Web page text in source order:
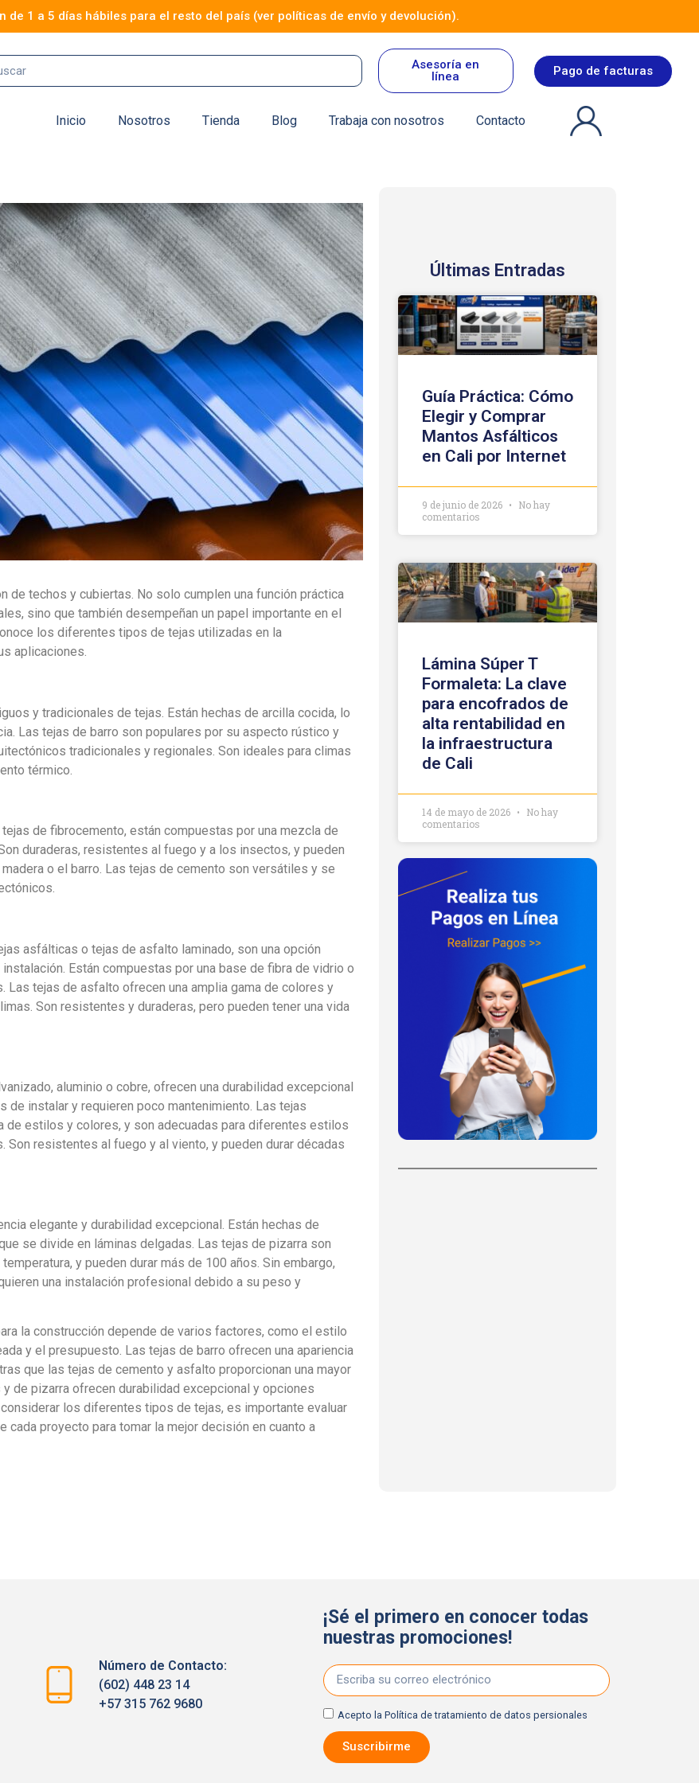
de 1 a 5 días hábiles para el resto del país (ver políticas de envío y devolución).
Asesoría en
línea
Pago de facturas
Inicio Nosotros Tienda Blog Trabaja con nosotros Contacto
de techos y cubiertas. No solo cumplen una función práctica
sino que también desempeñan un papel importante en el
los diferentes tipos de tejas utilizadas en la
aplicaciones.
y tradicionales de tejas. Están hechas de arcilla cocida, lo
Las tejas de barro son populares por su aspecto rústico y
tradicionales y regionales. Son ideales para climas
térmico.
de fibrocemento, están compuestas por una mezcla de
duraderas, resistentes al fuego y a los insectos, y pueden
o el barro. Las tejas de cemento son versátiles y se
asfálticas o tejas de asfalto laminado, son una opción
Están compuestas por una base de fibra de vidrio o
tejas de asfalto ofrecen una amplia gama de colores y
Son resistentes y duraderas, pero pueden tener una vida
aluminio o cobre, ofrecen una durabilidad excepcional
de instalar y requieren poco mantenimiento. Las tejas
de estilos y colores, y son adecuadas para diferentes estilos
resistentes al fuego y al viento, y pueden durar décadas
elegante y durabilidad excepcional. Están hechas de
se divide en láminas delgadas. Las tejas de pizarra son
y pueden durar más de 100 años. Sin embargo,
una instalación profesional debido a su peso y
la construcción depende de varios factores, como el estilo
y el presupuesto. Las tejas de barro ofrecen una apariencia
que las tejas de cemento y asfalto proporcionan una mayor
de pizarra ofrecen durabilidad excepcional y opciones
los diferentes tipos de tejas, es importante evaluar
proyecto para tomar la mejor decisión en cuanto a
Últimas Entradas
Guía Práctica: Cómo
Elegir y Comprar
Mantos Asfálticos
en Cali por Internet
9 de junio de 2026
No hay
comentarios
Lámina Súper T
Formaleta: La clave
para encofrados de
alta rentabilidad en
la infraestructura
de Cali
14 de mayo de 2026
No hay
comentarios
Número de Contacto:
(602) 448 23 14
+57 315 762 9680
¡Sé el primero en conocer todas
nuestras promociones!
Acepto la Política de tratamiento de datos persionales
Suscribirme